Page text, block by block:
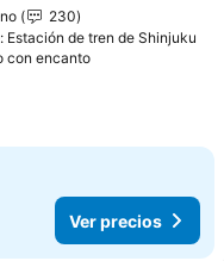
230
Estación de tren de Shinjuku
con encantoVer precios
Ver precios